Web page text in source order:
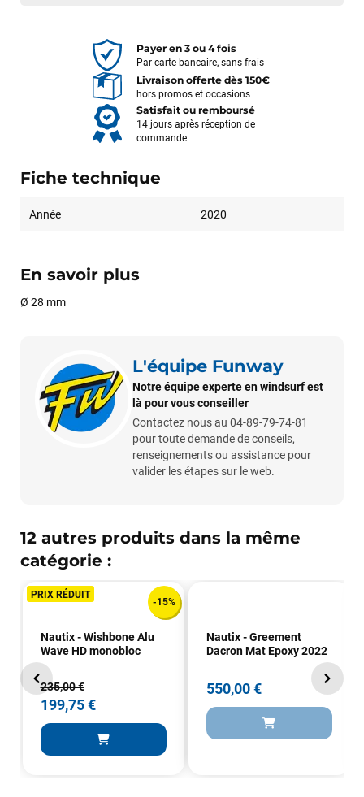
Payer en 3 ou 4 fois
Par carte bancaire, sans frais
Livraison offerte dès 150€
hors promos et occasions
Satisfait ou remboursé
14 jours après réception de
commande
Fiche technique
Année 2020
En savoir plus
Ø 28 mm
L'équipe Funway
Notre équipe experte en windsurf est
là pour vous conseiller
Contactez nous au 04-89-79-74-81
pour toute demande de conseils,
renseignements ou assistance pour
valider les étapes sur le web.
12 autres produits dans la même
catégorie :
PRIX RÉDUIT
-15%
Nautix - Wishbone Alu
Wave HD monobloc
235,00 €
199,75 €
Nautix - Greement
Dacron Mat Epoxy 2022
550,00 €
Des conseils (par téléphone), du matos d'occasion de bonne
qualité : c'est toujours un plaisir!
Sébastien BACHELIER
Cela faisait 6 mois que je galérais à remplacer ma board eux
m'ont trouvé une pépite à laquelle je n'aurais jamais pensé !
Excellent conseil excellent prix et en plus super sympas. Merci
encore pour cette severne dyno !